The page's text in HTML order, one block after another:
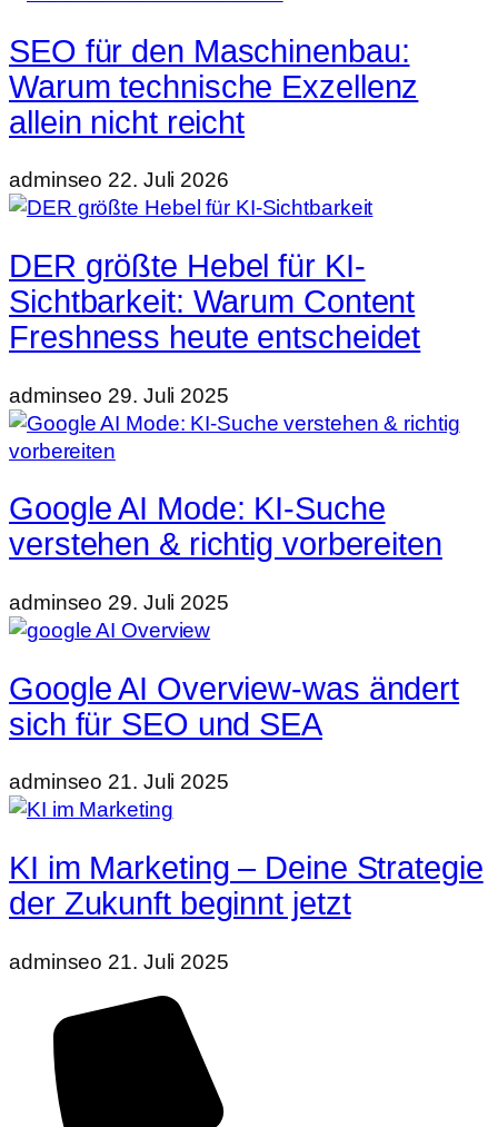
SEO für den Maschinenbau:
Warum technische Exzellenz
allein nicht reicht
adminseo 22. Juli 2026
DER größte Hebel für KI-
Sichtbarkeit: Warum Content
Freshness heute entscheidet
adminseo 29. Juli 2025
Google AI Mode: KI-Suche
verstehen & richtig vorbereiten
adminseo 29. Juli 2025
Google AI Overview-was ändert
sich für SEO und SEA
adminseo 21. Juli 2025
KI im Marketing – Deine Strategie
der Zukunft beginnt jetzt
adminseo 21. Juli 2025